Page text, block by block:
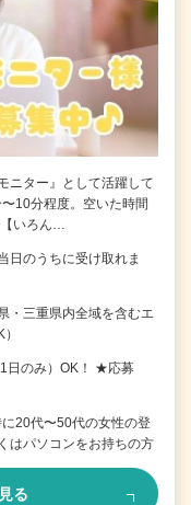
ニター』として活躍して
10分程度。空いた時間
いろん…
のうちに受け取れま
三重県内全域を含むエ
日のみ）OK！ ★応募
20代〜50代の女性の登
パソコンをお持ちの方
る